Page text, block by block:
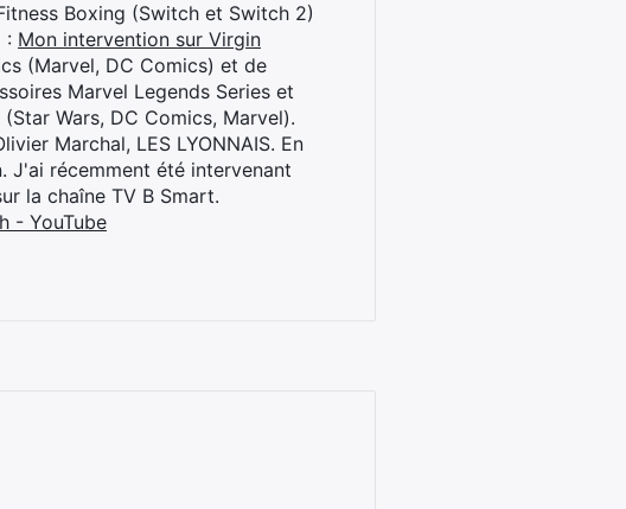
Boxing (Switch et Switch 2)
: Mon intervention sur Virgin
(Marvel, DC Comics) et de
Marvel Legends Series et
Wars, DC Comics, Marvel).
Marchal, LES LYONNAIS. En
J'ai récemment été intervenant
la chaîne TV B Smart.
- YouTube